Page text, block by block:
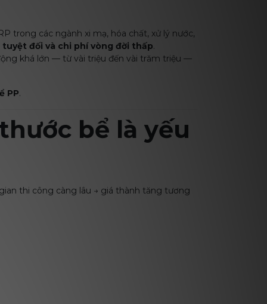
trong các ngành xi mạ, hóa chất, xử lý nước,
đối và chi phí vòng đời thấp.
khá lớn — từ vài triệu đến vài trăm triệu —
PP.
bể là yếu
thi công càng lâu → giá thành tăng tương